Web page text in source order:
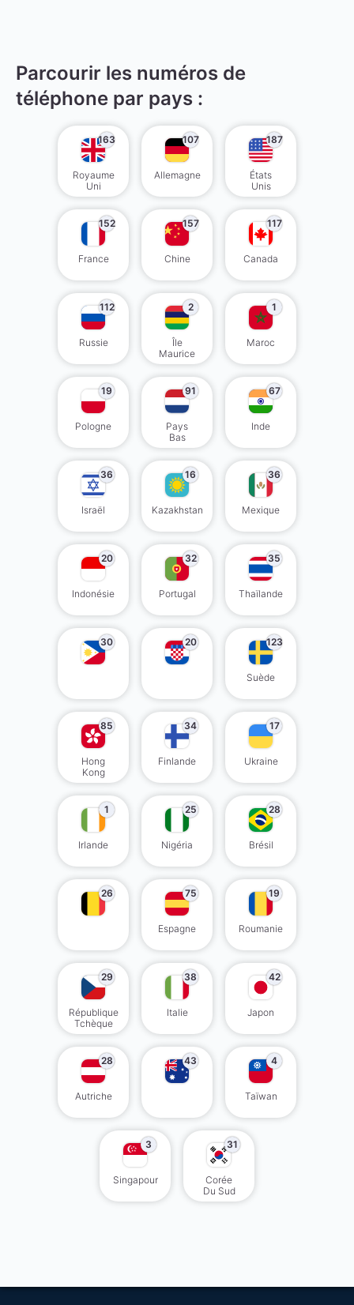
Parcourir les numéros de
téléphone par pays :
163
Royaume
Uni
107
Allemagne
187
États
Unis
152
France
157
Chine
117
Canada
112
Russie
2
Île
Maurice
1
Maroc
19
Pologne
91
Pays
Bas
67
Inde
36
Israël
16
Kazakhstan
36
Mexique
20
Indonésie
32
Portugal
35
Thaïlande
30 20 123
Suède
85
Hong
Kong
34
Finlande
17
Ukraine
1
Irlande
25
Nigéria
28
Brésil
26 75
Espagne
19
Roumanie
29
République
Tchèque
38
Italie
42
Japon
28
Autriche
43 4
Taïwan
3
Singapour
31
Corée
Du Sud